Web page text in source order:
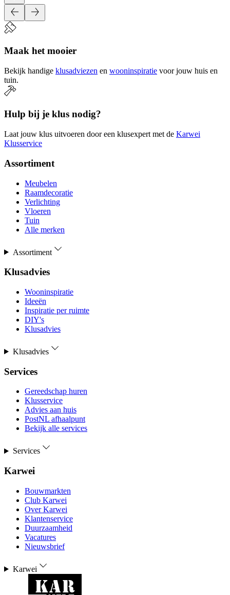
Maak het mooier
Bekijk handige klusadviezen en wooninspiratie voor jouw huis en
tuin.
Hulp bij je klus nodig?
Laat jouw klus uitvoeren door een klusexpert met de Karwei
Klusservice
Assortiment
Meubelen
Raamdecoratie
Verlichting
Vloeren
Tuin
Alle merken
Assortiment
Klusadvies
Wooninspiratie
Ideeën
Inspiratie per ruimte
DIY's
Klusadvies
Klusadvies
Services
Gereedschap huren
Klusservice
Advies aan huis
PostNL afhaalpunt
Bekijk alle services
Services
Karwei
Bouwmarkten
Club Karwei
Over Karwei
Klantenservice
Duurzaamheid
Vacatures
Nieuwsbrief
Karwei